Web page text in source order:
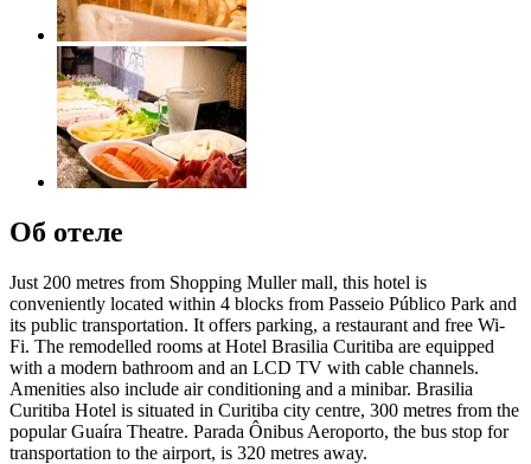
Об отеле
Just 200 metres from Shopping Muller mall, this hotel is
conveniently located within 4 blocks from Passeio Público Park and
its public transportation. It offers parking, a restaurant and free Wi-
Fi. The remodelled rooms at Hotel Brasilia Curitiba are equipped
with a modern bathroom and an LCD TV with cable channels.
Amenities also include air conditioning and a minibar. Brasilia
Curitiba Hotel is situated in Curitiba city centre, 300 metres from the
popular Guaíra Theatre. Parada Ônibus Aeroporto, the bus stop for
transportation to the airport, is 320 metres away.